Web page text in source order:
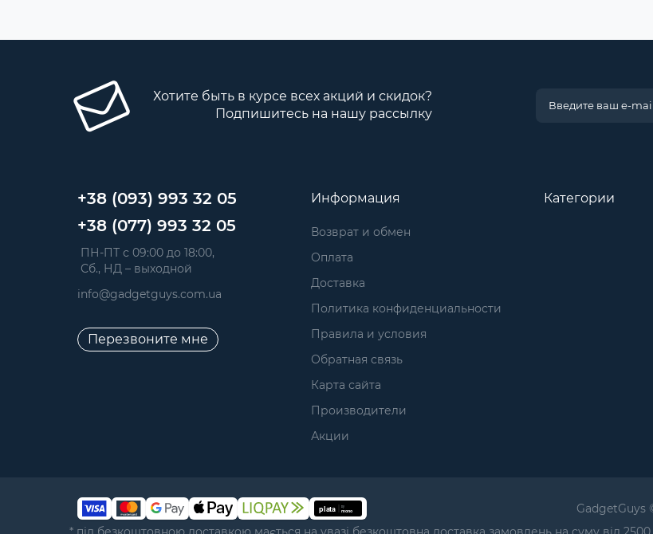
Хотите быть в курсе всех акций и скидок?
Подпишитесь на нашу рассылку
+38 (093) 993 32 05
+38 (077) 993 32 05
ПН-ПТ с 09:00 до 18:00,
Сб., НД – выходной
info@gadgetguys.com.ua
Перезвоните мне
Информация
Возврат и обмен
Оплата
Доставка
Политика конфиденциальности
Правила и условия
Обратная связь
Карта сайта
Производители
Акции
Категории
GadgetGuys